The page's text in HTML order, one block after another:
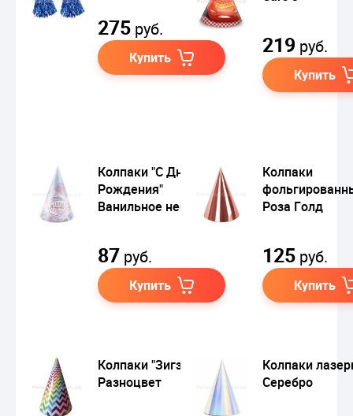
275 руб.
Купить 219 руб.
Купить
Колпаки "С Днем
Рождения"
Ванильное небо
87 руб.
Купить
Колпаки
Роза Голд
125 руб.
Купить
Колпаки "Зигзаг"
Разноцвет
Колпаки
Серебро